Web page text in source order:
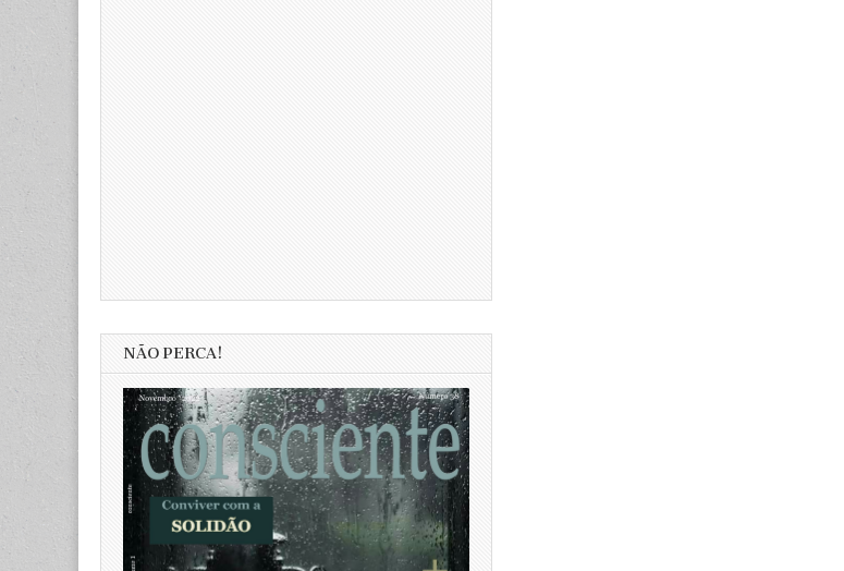
NÃO PERCA!